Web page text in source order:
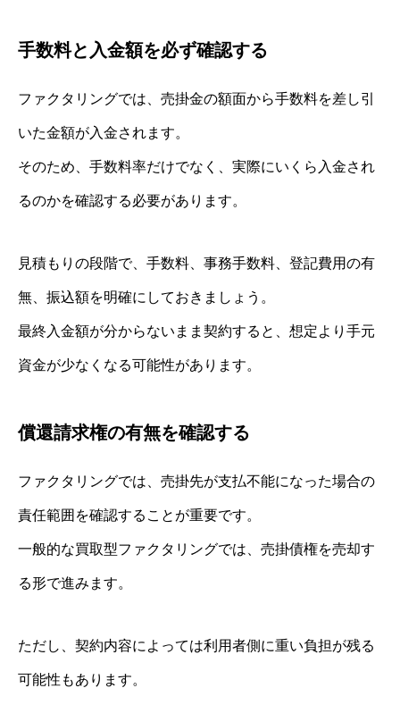
手数料と入金額を必ず確認する
ファクタリングでは、売掛金の額面から手数料を差し引
いた金額が入金されます。
そのため、手数料率だけでなく、実際にいくら入金され
るのかを確認する必要があります。
見積もりの段階で、手数料、事務手数料、登記費用の有
無、振込額を明確にしておきましょう。
最終入金額が分からないまま契約すると、想定より手元
資金が少なくなる可能性があります。
償還請求権の有無を確認する
ファクタリングでは、売掛先が支払不能になった場合の
責任範囲を確認することが重要です。
一般的な買取型ファクタリングでは、売掛債権を売却す
る形で進みます。
ただし、契約内容によっては利用者側に重い負担が残る
可能性もあります。